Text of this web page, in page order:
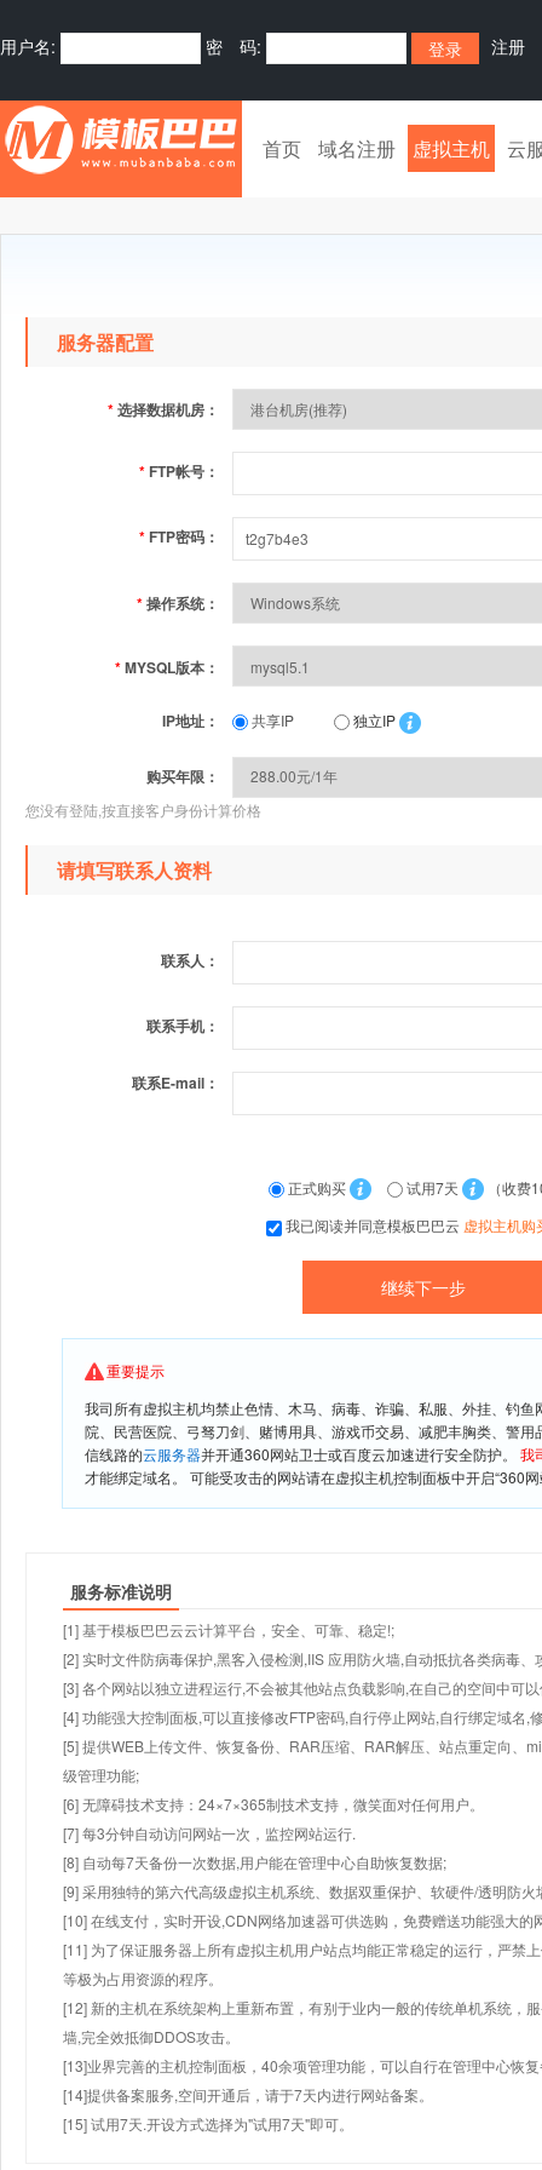
用户名: 密 码: 注册
首页 域名注册 虚拟主机 云
服务器配置
*选择数据机房：
* FTP帐号：
* FTP密码：
*操作系统：
*MYSQL版本：
IP地址： 共享IP 独立IP
购买年限：
您没有登陆,按直接客户身份计算价格
请填写联系人资料
联系人：
联系手机：
联系E-mail：
正式购买 试用7天
（收费
我已阅读并同意模板巴巴云 虚拟主机购
重要提示
我司所有虚拟主机均禁止色情、木马、病毒、诈骗、私服、外挂、钓
院、民营医院、弓驽刀剑、赌博用具、游戏币交易、减肥丰胸类、警
信线路的云服务器并开通360网站卫士或百度云加速进行安全防护。 我
才能绑定域名。 可能受攻击的网站请在虚拟主机控制面板中开启“360
服务标准说明
[1] 基于模板巴巴云云计算平台，安全、可靠、稳定!;
[2] 实时文件防病毒保护,黑客入侵检测,IIS 应用防火墙,自动抵抗各类病毒、
[3] 各个网站以独立进程运行,不会被其他站点负载影响,在自己的空间中可
[4] 功能强大控制面板,可以直接修改FTP密码,自行停止网站,自行绑定域名,
[5] 提供WEB上传文件、恢复备份、RAR压缩、RAR解压、站点重定向、
级管理功能;
[6] 无障碍技术支持：24×7×365制技术支持，微笑面对任何用户。
[7] 每3分钟自动访问网站一次，监控网站运行.
[8] 自动每7天备份一次数据,用户能在管理中心自助恢复数据;
[9] 采用独特的第六代高级虚拟主机系统、数据双重保护、软硬件/透明防火
[10] 在线支付，实时开设,CDN网络加速器可供选购，免费赠送功能强大
[11] 为了保证服务器上所有虚拟主机用户站点均能正常稳定的运行，严禁
等极为占用资源的程序。
[12] 新的主机在系统架构上重新布置，有别于业内一般的传统单机系统，
墙,完全效抵御DDOS攻击。
[13]业界完善的主机控制面板，40余项管理功能，可以自行在管理中心恢
[14]提供备案服务,空间开通后，请于7天内进行网站备案。
[15] 试用7天.开设方式选择为"试用7天"即可。